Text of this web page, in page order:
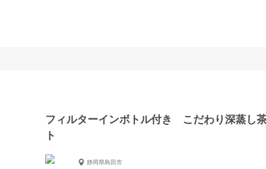
フィルターインボトル付き こだわり深蒸し
ト
静岡県島田市